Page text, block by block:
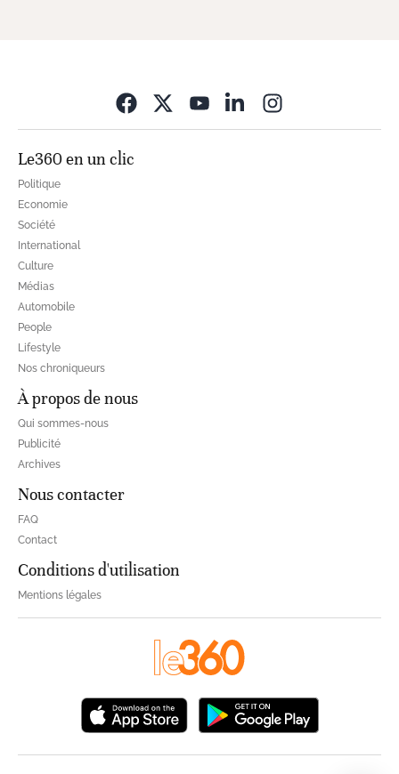
Le360 en un clic
Politique
Economie
Société
International
Culture
Médias
Automobile
People
Lifestyle
Nos chroniqueurs
À propos de nous
Qui sommes-nous
Publicité
Archives
Nous contacter
FAQ
Contact
Conditions d'utilisation
Mentions légales